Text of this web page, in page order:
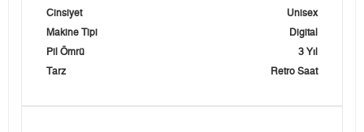
Cinsiyet
Unisex
Makine Tipi
Digital
Pil Ömrü
3 Yıl
Tarz
Retro Saat